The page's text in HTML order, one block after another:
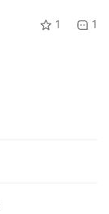
1 1